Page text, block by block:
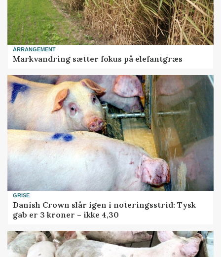
ARRANGEMENT
Markvandring sætter fokus på elefantgræs
GRISE
Danish Crown slår igen i noteringsstrid: Tysk
gab er 3 kroner – ikke 4,30